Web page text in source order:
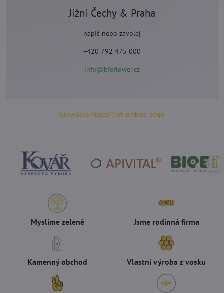
Jižní Čechy & Praha
napiš nebo zavolej
+420 792 475 000
info@bioflower.cz
GrowBloomBees/?ref=embed_page
Myslíme zeleně Jsme rodinná firma
Kamenný obchod Vlastní výroba z vosku